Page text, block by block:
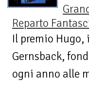
Reparto
Il premio
Gernsback,
ogni anno alle